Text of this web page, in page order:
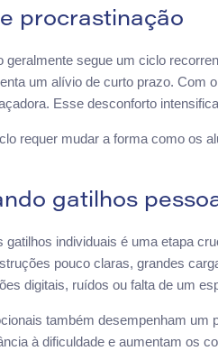
procrastinação
geralmente segue um ciclo
um alívio de curto prazo. Com
Esse desconforto
requer mudar a forma como os
gatilhos
gatilhos individuais é uma etapa
pouco claras, grandes
digitais, ruídos ou falta de um
também desempenham um
à dificuldade e aumentam os